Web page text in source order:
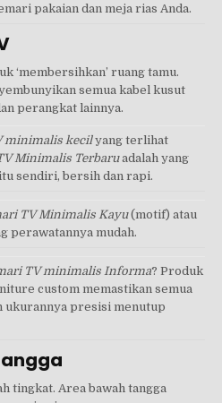
pakaian dan meja rias Anda.
‘membersihkan’ ruang tamu.
semua kabel kusut
perangkat lainnya.
minimalis kecilyang terlihat
Minimalis Terbaruadalah yang
sendiri, bersih dan rapi.
TV Minimalis Kayu(motif) atau
perawatannya mudah.
TV minimalis Informa? Produk
custom memastikan semua
ukurannya presisi menutup
tingkat. Area bawah tangga